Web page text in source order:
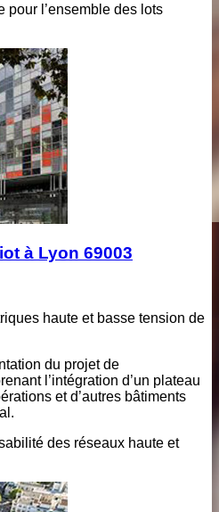
pour l’ensemble des lots
à Lyon 69003
haute et basse tension de
du projet de
l’intégration d’un plateau
et d’autres bâtiments
des réseaux haute et